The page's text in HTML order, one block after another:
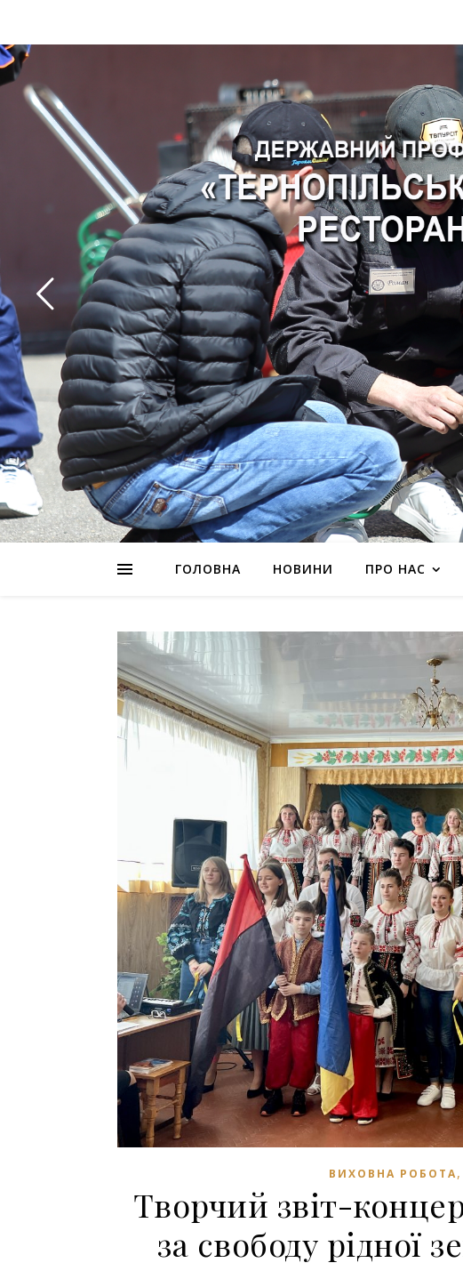
ГОЛОВНА НОВИНИ ПРО НАС
ВИХОВНА РОБОТА,
Творчий звіт-
за свободу рідної